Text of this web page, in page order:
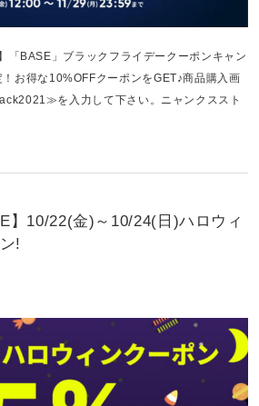
「BASE」ブラックフライデークーポンキャン
お得な10%OFFクーポンをGET♪商品購入画
を入力して下さい。ニャンクススト
】10/22(金)～10/24(日)ハロウィ
!